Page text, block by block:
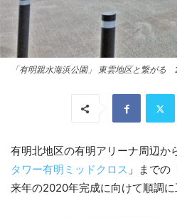
「有明親水海浜公園」 東雲地区と繋がる
有明北地区の有明アリーナ周辺か
タワー有明ミッドクロス 」までの
来年の2020年完成に向けて順調に